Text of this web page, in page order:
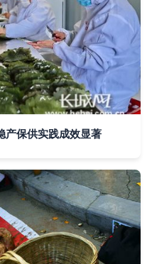
产保供实践成效显著